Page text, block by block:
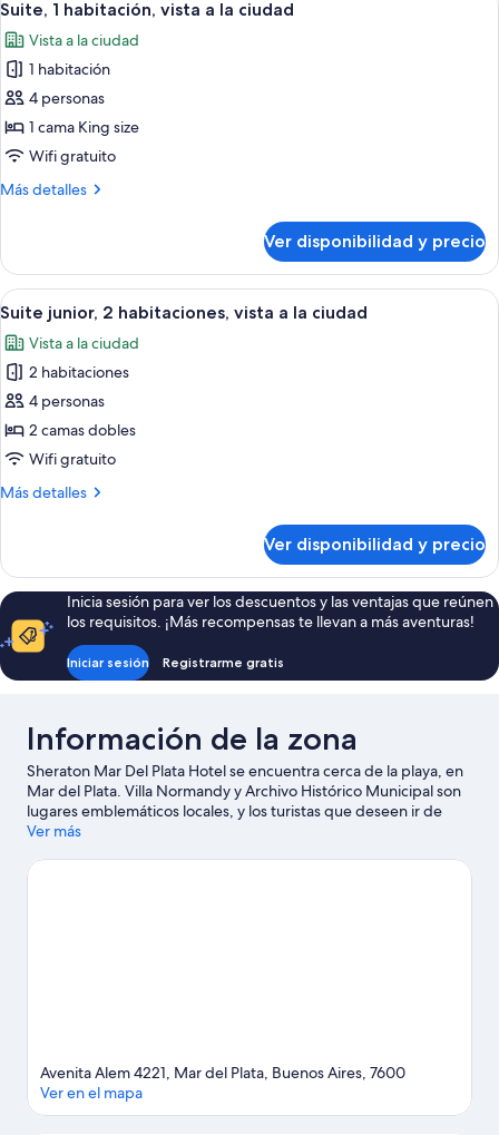
habitación,
al
océano
todas
las
fotos
de
Suite,
1
vista
ciudad
6
Suite, 1 habitación, vista a la ciudad
Vista a la ciudad
1 habitación
4 personas
1 cama King size
Wifi gratuito
Más detalles
Más
1
habitación,
vista
la
ciudad
Ver disponibilidad y precio
Ver
todas
las
fotos
de
Suite
junior,
habitaciones,
la
ciudad
Habitación de hotel con cama,
4
Suite junior, 2 habitaciones, vista a la ciudad
Vista a la ciudad
2 habitaciones
4 personas
2 camas dobles
Wifi gratuito
Más detalles
Más
junior,
2
habitaciones,
vista
a
la
Ver disponibilidad y precio
Inicia sesión para ver los descuentos y las ventajas que reúnen
los requisitos. ¡Más recompensas te llevan a más aventuras!
Iniciar sesión Registrarme gratis
Información de la zona
Sheraton Mar Del Plata Hotel se encuentra cerca de la playa, en
Mar del Plata. Villa Normandy y Archivo Histórico Municipal son
lugares emblemáticos locales, y los turistas que deseen ir de
compras pueden visitar Martín Miguel de Güemes y Centro
pierdas Calle Alem, o asiste a un evento o partido en Estadio
Ver más
Avenita Alem 4221, Mar del Plata, Buenos Aires, 7600
Ver en el mapa